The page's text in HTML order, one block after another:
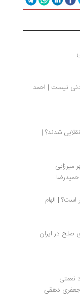
نگاهی به مارادونا محاکمه می‌شود: رویا زنجیرشدنی نیست | احمد
مروری بر شکست: تحصیل‌کردگان غرب چگونه انقلابی شدند؟ |
نگاهی به ماشاءالله خان در بارگاه هارون‌الرشید | حمیدرضا
آیا رشد اقتصادی بدون تخریب خلاق امکان‌پذیر است؟ | الهام
حاشیه‌ای بر صلح ایرانی: در جستجوی مسیرهای صلح در ایران
دهقی